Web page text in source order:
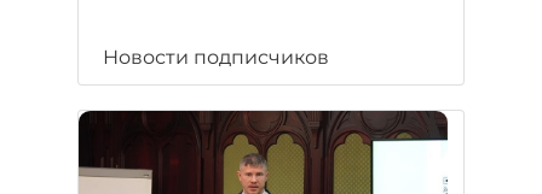
Новости подписчиков